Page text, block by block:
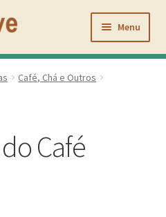
Menu
Café, Chá e Outros
Café